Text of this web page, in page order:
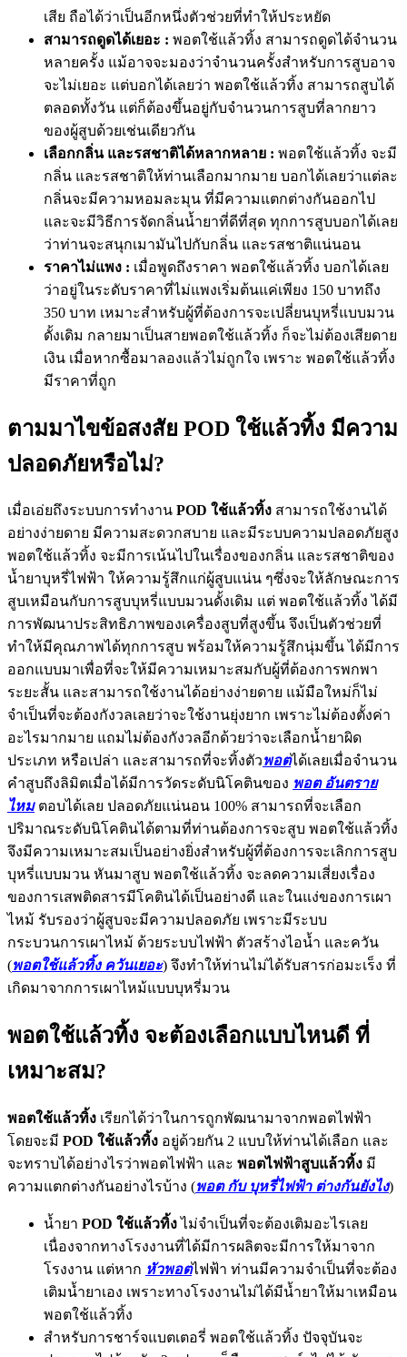
เสีย ถือได้ว่าเป็นอีกหนึ่งตัวช่วยที่ทำให้ประหยัด
สามารถดูดได้เยอะ : พอตใช้แล้วทิ้ง สามารถดูดได้จำนวน
หลายครั้ง แม้อาจจะมองว่าจำนวนครั้งสำหรับการสูบอาจ
จะไม่เยอะ แต่บอกได้เลยว่า พอตใช้แล้วทิ้ง สามารถสูบได้
ตลอดทั้งวัน แต่ก็ต้องขึ้นอยู่กับจำนวนการสูบที่ลากยาว
ของผู้สูบด้วยเช่นเดียวกัน
เลือกกลิ่น และรสชาติได้หลากหลาย : พอตใช้แล้วทิ้ง จะมี
กลิ่น และรสชาติให้ท่านเลือกมากมาย บอกได้เลยว่าแต่ละ
กลิ่นจะมีความหอมละมุน ที่มีความแตกต่างกันออกไป
และจะมีวิธีการจัดกลิ่นน้ำยาที่ดีที่สุด ทุกการสูบบอกได้เลย
ว่าท่านจะสนุกเมามันไปกับกลิ่น และรสชาติแน่นอน
ราคาไม่แพง : เมื่อพูดถึงราคา พอตใช้แล้วทิ้ง บอกได้เลย
ว่าอยู่ในระดับราคาที่ไม่แพงเริ่มต้นแค่เพียง 150 บาทถึง
350 บาท เหมาะสำหรับผู้ที่ต้องการจะเปลี่ยนบุหรี่แบบมวน
ดั้งเดิม กลายมาเป็นสายพอตใช้แล้วทิ้ง ก็จะไม่ต้องเสียดาย
เงิน เมื่อหากซื้อมาลองแล้วไม่ถูกใจ เพราะ พอตใช้แล้วทิ้ง
มีราคาที่ถูก
ตามมาไขข้อสงสัย POD ใช้แล้วทิ้ง มีความ
ปลอดภัยหรือไม่?
เมื่อเอ่ยถึงระบบการทำงาน POD ใช้แล้วทิ้ง สามารถใช้งานได้
อย่างง่ายดาย มีความสะดวกสบาย และมีระบบความปลอดภัยสูง
พอตใช้แล้วทิ้ง จะมีการเน้นไปในเรื่องของกลิ่น และรสชาติของ
น้ำยาบุหรี่ไฟฟ้า ให้ความรู้สึกแก่ผู้สูบแน่น ๆซึ่งจะให้ลักษณะการ
สูบเหมือนกับการสูบบุหรี่แบบมวนดั้งเดิม แต่ พอตใช้แล้วทิ้ง ได้มี
การพัฒนาประสิทธิภาพของเครื่องสูบที่สูงขึ้น จึงเป็นตัวช่วยที่
ทำให้มีคุณภาพได้ทุกการสูบ พร้อมให้ความรู้สึกนุ่มขึ้น ได้มีการ
ออกแบบมาเพื่อที่จะให้มีความเหมาะสมกับผู้ที่ต้องการพกพา
ระยะสั้น และสามารถใช้งานได้อย่างง่ายดาย แม้มือใหม่ก็ไม่
จำเป็นที่จะต้องกังวลเลยว่าจะใช้งานยุ่งยาก เพราะไม่ต้องตั้งค่า
อะไรมากมาย แถมไม่ต้องกังวลอีกด้วยว่าจะเลือกน้ำยาผิด
ประเภท หรือเปล่า และสามารถที่จะทิ้งตัวพอตได้เลยเมื่อจำนวน
คำสูบถึงลิมิตเมื่อได้มีการวัดระดับนิโคตินของ พอต อันตราย
ไหม ตอบได้เลย ปลอดภัยแน่นอน 100% สามารถที่จะเลือก
ปริมาณระดับนิโคตินได้ตามที่ท่านต้องการจะสูบ พอตใช้แล้วทิ้ง
จึงมีความเหมาะสมเป็นอย่างยิ่งสำหรับผู้ที่ต้องการจะเลิกการสูบ
บุหรี่แบบมวน หันมาสูบ พอตใช้แล้วทิ้ง จะลดความเสี่ยงเรื่อง
ของการเสพติดสารมีโคตินได้เป็นอย่างดี และในแง่ของการเผา
ไหม้ รับรองว่าผู้สูบจะมีความปลอดภัย เพราะมีระบบ
กระบวนการเผาไหม้ ด้วยระบบไฟฟ้า ตัวสร้างไอน้ำ และควัน
(พอตใช้แล้วทิ้ง ควันเยอะ) จึงทำให้ท่านไม่ได้รับสารก่อมะเร็ง ที่
เกิดมาจากการเผาไหม้แบบบุหรี่มวน
พอตใช้แล้วทิ้ง จะต้องเลือกแบบไหนดี ที่
เหมาะสม?
พอตใช้แล้วทิ้ง เรียกได้ว่าในการถูกพัฒนามาจากพอตไฟฟ้า
โดยจะมี POD ใช้แล้วทิ้ง อยู่ด้วยกัน 2 แบบให้ท่านได้เลือก และ
จะทราบได้อย่างไรว่าพอตไฟฟ้า และ พอตไฟฟ้าสูบแล้วทิ้ง มี
ความแตกต่างกันอย่างไรบ้าง (พอต กับ บุหรี่ไฟฟ้า ต่างกันยังไง)
น้ำยา POD ใช้แล้วทิ้งไม่จำเป็นที่จะต้องเติมอะไรเลย
เนื่องจากทางโรงงานที่ได้มีการผลิตจะมีการให้มาจาก
โรงงาน แต่หาก หัวพอตไฟฟ้า ท่านมีความจำเป็นที่จะต้อง
เติมน้ำยาเอง เพราะทางโรงงานไม่ได้มีน้ำยาให้มาเหมือน
พอตใช้แล้วทิ้ง
สำหรับการชาร์จแบตเตอรี่ พอตใช้แล้วทิ้ง ปัจจุบันจะ